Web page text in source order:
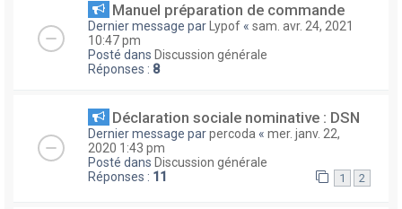
Manuel préparation de commande
Dernier message par Lypof « sam. avr. 24, 2021
10:47 pm
Posté dans Discussion générale
Réponses : 8
Déclaration sociale nominative : DSN
Dernier message parpercoda « mer. janv. 22,
2020 1:43 pm
Posté dans Discussion générale
Réponses : 11 1 2